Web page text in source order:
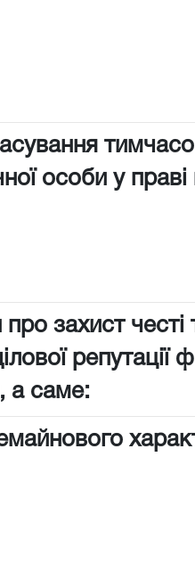
особи у праві
захист честі
репутації
а саме: